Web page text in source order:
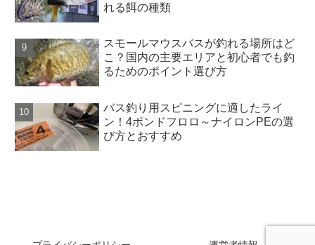
れる餌の種類
スモールマウスバスが釣れる場所はど
こ？国内の主要エリアと初心者でも釣
るためのポイント選び方
バス釣り用スピニングに適したライ
ン！4ポンドフロロ～ナイロンPEの選
び方とおすすめ